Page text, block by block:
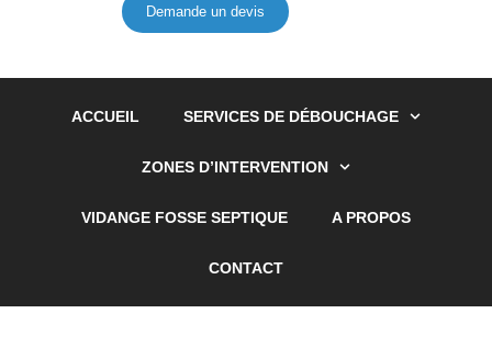
Demande un devis
ACCUEIL SERVICES DE DÉBOUCHAGE
ZONES D’INTERVENTION
VIDANGE FOSSE SEPTIQUE A PROPOS
CONTACT